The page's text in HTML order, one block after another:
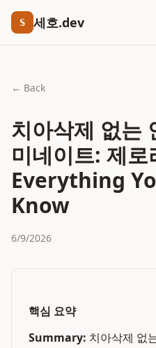
S 세호.dev
← Back
치아삭제 없는
미네이트: 제
Everything
Know
6/9/2026
핵심 요약
Summary: 치아삭제 없